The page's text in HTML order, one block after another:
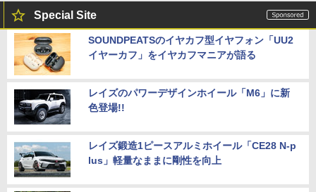
Special Site
SOUNDPEATSのイヤカフ型イヤフォン「UU2
イヤーカフ」をイヤカフマニアが語る
レイズのパワーデザインホイール「M6」に新
色登場!!
レイズ鍛造1ピースアルミホイール「CE28 N-p
lus」軽量なままに剛性を向上